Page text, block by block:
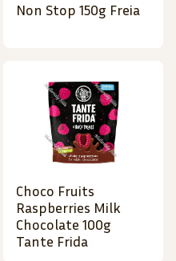
Non Stop 150g Freia
Choco Fruits
Raspberries Milk
Chocolate 100g
Tante Frida